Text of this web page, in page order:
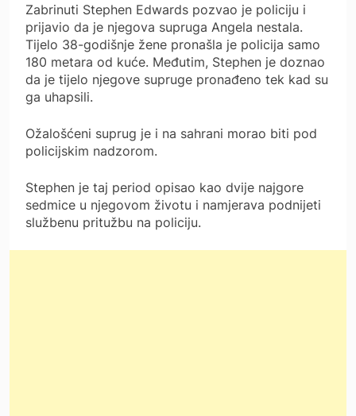
Zabrinuti Stephen Edwards pozvao je policiju i
prijavio da je njegova supruga Angela nestala.
Tijelo 38-godišnje žene pronašla je policija samo
180 metara od kuće. Međutim, Stephen je doznao
da je tijelo njegove supruge pronađeno tek kad su
ga uhapsili.
Ožalošćeni suprug je i na sahrani morao biti pod
policijskim nadzorom.
Stephen je taj period opisao kao dvije najgore
sedmice u njegovom životu i namjerava podnijeti
službenu pritužbu na policiju.